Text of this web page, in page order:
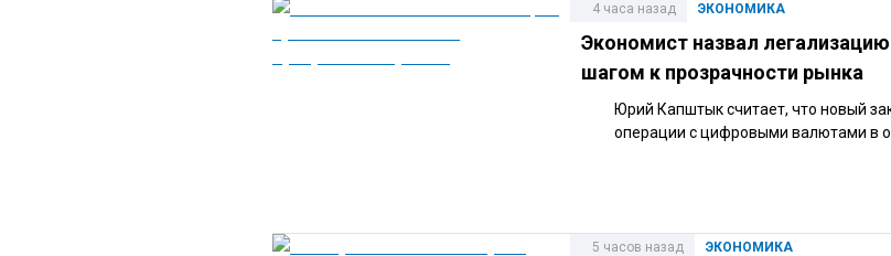
ЭКОНОМИКА
4 часа назад
Экономист назвал
шагом к прозрачности рынка
Юрий Капштык считает, что новый
операции с цифровыми валютами в
ЭКОНОМИКА
5 часов назад